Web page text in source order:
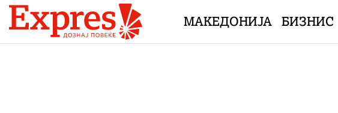
Skip to content
МАКЕДОНИЈА БИЗНИС